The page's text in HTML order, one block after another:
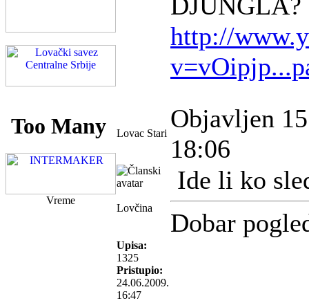
Vreme
http://
Lovac Stari
Objavljen
18:06
Lovčina
Upisa:
1325
Pristupio:
24.06.2009.
16:47
Ide li ko
Dobar